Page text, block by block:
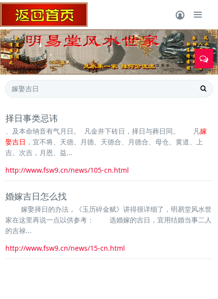
1
择日事类忌讳
、及本命纳音有气月日。 凡金井下砖日，择日与葬日同。 凡嫁
娶吉日 ，宜不将、天德、月德、天德合、月德合、母仓、黄道、上
吉。次吉，月恩、益...
http://www.fsw9.cn/news/105-cn.html
婚嫁吉日怎么找
嫁娶择日的办法，《玉历碎金赋》讲得很详细了，明易堂风水世
家在这里再说一点以供参考： 选婚嫁的吉日，宜用结婚当事二人
的吉禄...
http://www.fsw9.cn/news/15-cn.html